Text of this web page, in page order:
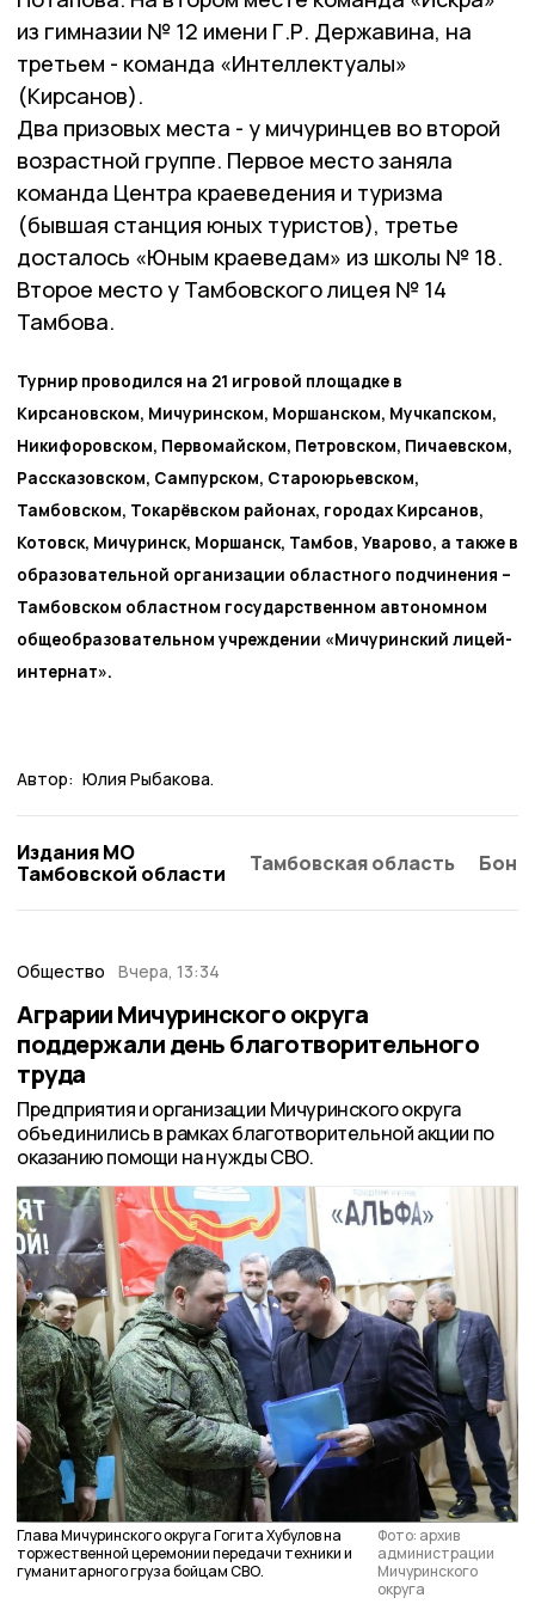
из гимназии № 12 имени Г.Р. Державина, на
третьем - команда «Интеллектуалы»
(Кирсанов).
Два призовых места - у мичуринцев во второй
возрастной группе. Первое место заняла
команда Центра краеведения и туризма
(бывшая станция юных туристов), третье
досталось «Юным краеведам» из школы № 18.
Второе место у Тамбовского лицея № 14
Тамбова.
Турнир проводился на 21 игровой площадке в
Кирсановском, Мичуринском, Моршанском, Мучкапском,
Никифоровском, Первомайском, Петровском, Пичаевском,
Рассказовском, Сампурском, Староюрьевском,
Тамбовском, Токарёвском районах, городах Кирсанов,
Котовск, Мичуринск, Моршанск, Тамбов, Уварово, а также в
образовательной организации областного подчинения –
Тамбовском областном государственном автономном
общеобразовательном учреждении «Мичуринский лицей-
интернат».
Автор: Юлия Рыбакова.
Издания МО
Тамбовской области
Тамбовская область
Общество Вчера, 13:34
Аграрии Мичуринского округа
поддержали день благотворительного
труда
Предприятия и организации Мичуринского округа
объединились в рамках благотворительной акции по
оказанию помощи на нужды СВО.
Глава Мичуринского округа Гогита Хубулов на
торжественной церемонии передачи техники и
гуманитарного груза бойцам СВО.
Фото: архив
администрации
Мичуринского
округа